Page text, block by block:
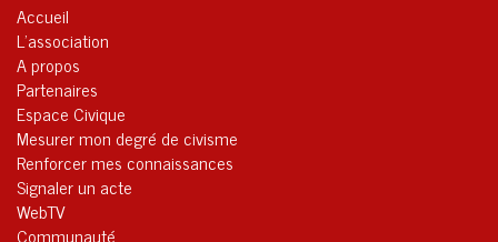
Accueil
L’association
A propos
Partenaires
Espace Civique
Mesurer mon degré de civisme
Renforcer mes connaissances
Signaler un acte
WebTV
Communauté